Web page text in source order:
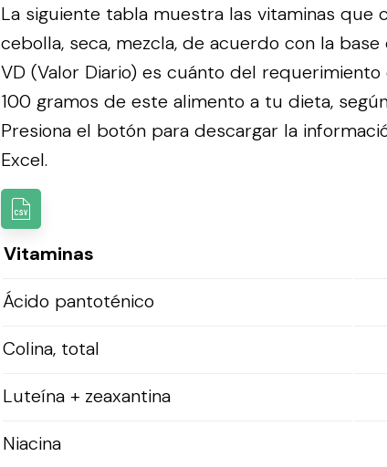
La siguiente tabla muestra las vitaminas que
cebolla, seca, mezcla, de acuerdo con la
VD (Valor Diario) es cuánto del
100 gramos de este alimento a tu dieta,
Presiona el botón para descargar la
Excel.
Vitaminas
Ácido pantoténico
Colina, total
Luteína + zeaxantina
Niacina